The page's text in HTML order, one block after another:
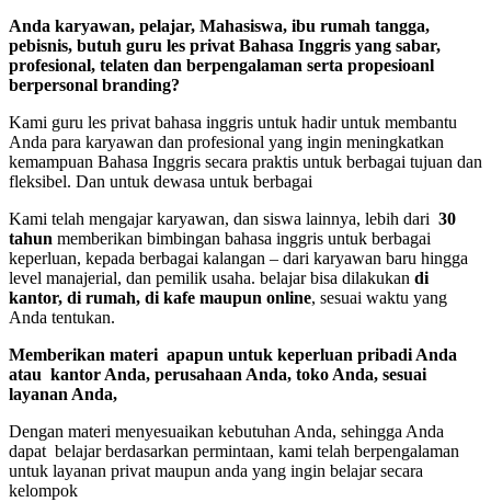
Anda karyawan, pelajar, Mahasiswa, ibu rumah tangga,
pebisnis, butuh guru les privat Bahasa Inggris yang sabar,
profesional, telaten dan berpengalaman serta propesioanl
berpersonal branding?
Kami guru les privat bahasa inggris untuk hadir untuk membantu
Anda para karyawan dan profesional yang ingin meningkatkan
kemampuan Bahasa Inggris secara praktis untuk berbagai tujuan dan
fleksibel. Dan untuk dewasa untuk berbagai
Kami telah mengajar karyawan, dan siswa lainnya, lebih dari 30
tahun memberikan bimbingan bahasa inggris untuk berbagai
keperluan, kepada berbagai kalangan – dari karyawan baru hingga
level manajerial, dan pemilik usaha. belajar bisa dilakukan di
kantor, di rumah, di kafe maupun online, sesuai waktu yang
Anda tentukan.
Memberikan materi apapun untuk keperluan pribadi Anda
atau kantor Anda, perusahaan Anda, toko Anda, sesuai
layanan Anda,
Dengan materi menyesuaikan kebutuhan Anda, sehingga Anda
dapat belajar berdasarkan permintaan, kami telah berpengalaman
untuk layanan privat maupun anda yang ingin belajar secara
kelompok